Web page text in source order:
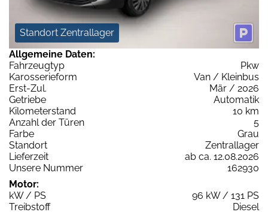
Standort Zentrallager
Allgemeine Daten:
Fahrzeugtyp
Pkw
Karosserieform
Van / Kleinbus
Erst-Zul.
Mär / 2026
Getriebe
Automatik
Kilometerstand
10 km
Anzahl der Türen
5
Farbe
Grau
Standort
Zentrallager
Lieferzeit
ab ca. 12.08.2026
Unsere Nummer
162930
Motor:
kW / PS
96 kW / 131 PS
Treibstoff
Diesel